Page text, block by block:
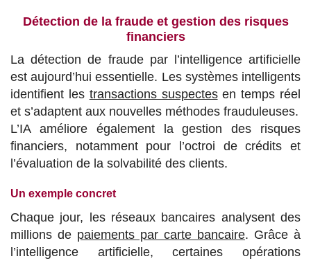
Détection de la fraude et gestion des risques
financiers
La détection de fraude par l’intelligence artificielle
est aujourd’hui essentielle. Les systèmes intelligents
identifient les transactions suspectesen temps réel
et s’adaptent aux nouvelles méthodes frauduleuses.
L’IA améliore également la gestion des risques
financiers, notamment pour l’octroi de crédits et
l’évaluation de la solvabilité des clients.
Un exemple concret
Chaque jour, les réseaux bancaires analysent des
millions de paiements par carte bancaire. Grâce à
l’intelligence artificielle, certaines opérations